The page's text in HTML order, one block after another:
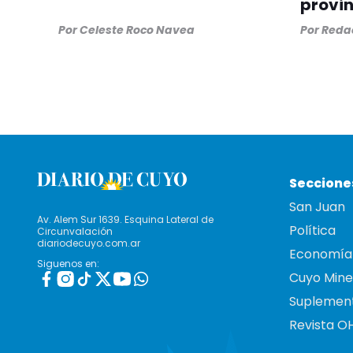
PorCeleste Roco Navea Por
Av. Alem Sur 1639. Esquina Lateral de
Circunvalación
diariodecuyo.com.ar
Siguenos en:
San Juan
Política
Economía
Cuyo
Revista